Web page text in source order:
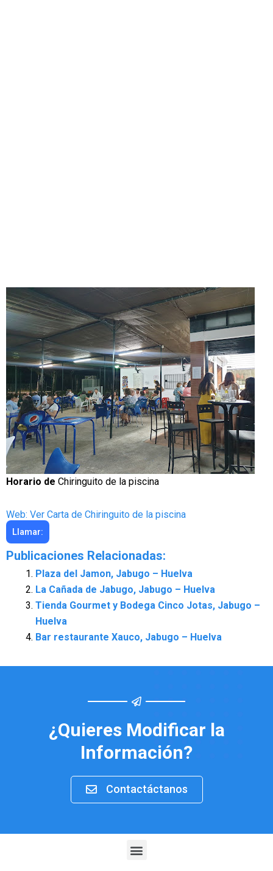
Horario de Chiringuito de la piscina
Web: Ver Carta de Chiringuito de la piscina
Llamar:
Publicaciones Relacionadas:
Plaza del Jamon, Jabugo – Huelva
La Cañada de Jabugo, Jabugo – Huelva
Tienda Gourmet y Bodega Cinco Jotas, Jabugo –
Huelva
Bar restaurante Xauco, Jabugo – Huelva
¿Quieres Modificar la
Información?
Contactáctanos
Menu